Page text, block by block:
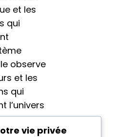
et les
qui
observe
et les
qui
l’univers
vie privée